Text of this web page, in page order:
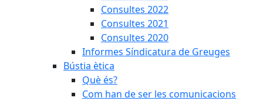
Consultes 2022
Consultes 2021
Consultes 2020
Informes Síndicatura de Greuges
Bústia ètica
Què és?
Com han de ser les comunicacions